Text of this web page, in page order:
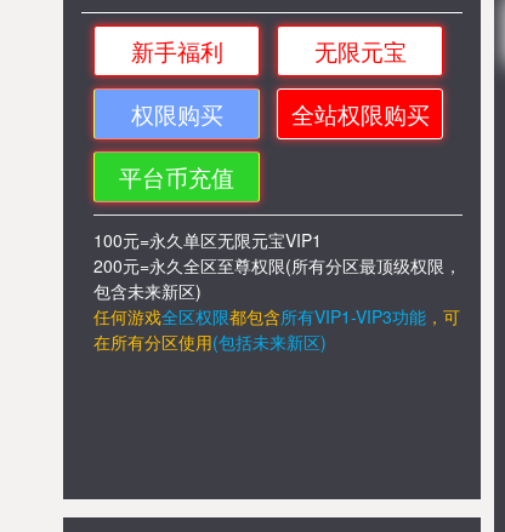
新手福利
无限元宝
权限购买
全站权限购买
平台币充值
100元=永久单区无限元宝VIP1
200元=永久全区至尊权限(所有分区最顶级权限，
包含未来新区)
任何游戏全区权限都包含所有VIP1-VIP3功能 ， 可
在所有分区使用(包括未来新区)